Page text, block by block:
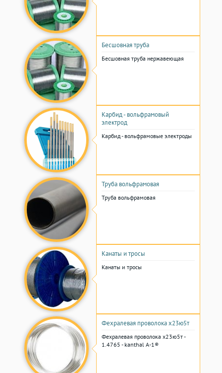
Бесшовная труба
Бесшовная труба нержавеющая
Карбид - вольфрамовый
электрод
Карбид - вольфрамовые электроды
Труба вольфрамовая
Труба вольфрамовая
Канаты и тросы
Канаты и тросы
Фехралевая проволока х23ю5т
Фехралевая проволока х23ю5т -
1.4765 - kanthal A-1®